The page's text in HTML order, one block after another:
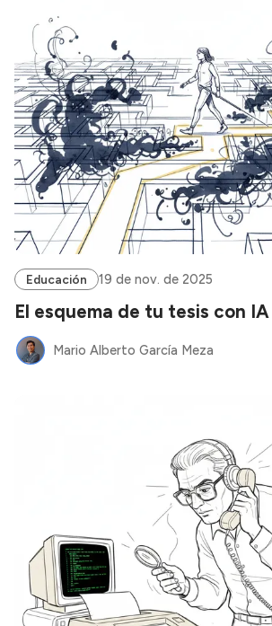
Educación 19 de nov. de 2025
El esquema de tu tesis con IA
Mario Alberto García Meza